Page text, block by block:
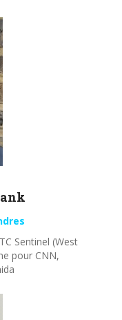
Sentinel (West
pour CNN,